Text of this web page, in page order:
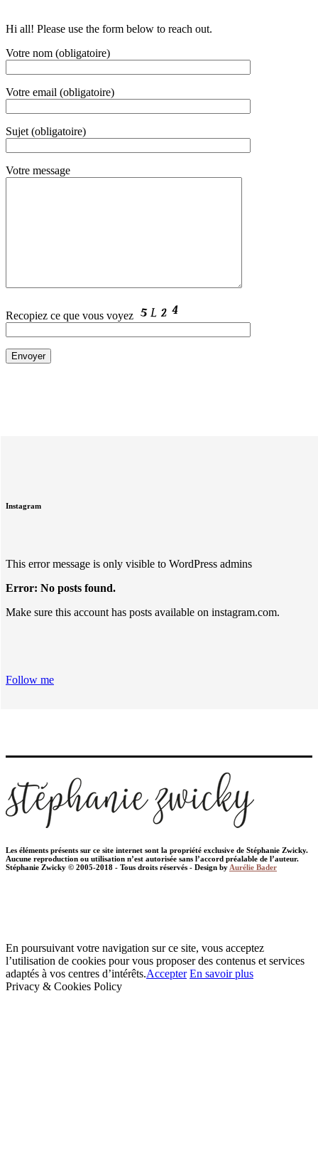
Hi all! Please use the form below to reach out.
Votre nom (obligatoire)
Votre email (obligatoire)
Sujet (obligatoire)
Votre message
Recopiez ce que vous voyez
Instagram
This error message is only visible to WordPress admins
Error: No posts found.
Make sure this account has posts available on instagram.com.
Follow me
Les éléments présents sur ce site internet sont la propriété exclusive de Stéphanie Zwicky.
Aucune reproduction ou utilisation n’est autorisée sans l’accord préalable de l’auteur.
Stéphanie Zwicky © 2005-2018 - Tous droits réservés - Design by Aurélie Bader
En poursuivant votre navigation sur ce site, vous acceptez
l’utilisation de cookies pour vous proposer des contenus et services
adaptés à vos centres d’intérêts.Accepter En savoir plus
Privacy & Cookies Policy